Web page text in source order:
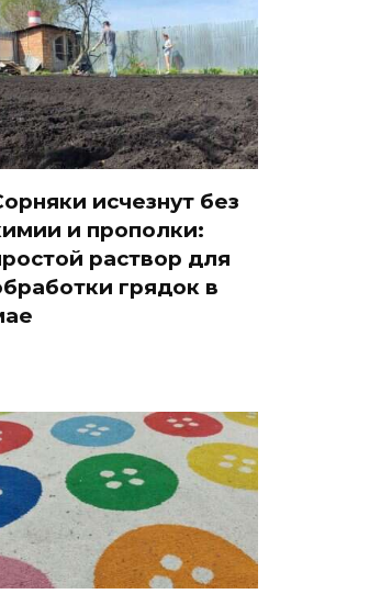
исчезнут без
и прополки:
раствор для
грядок в